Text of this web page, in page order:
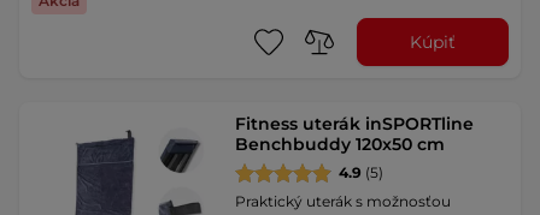
Kúpiť
Fitness uterák inSPORTline
Benchbuddy 120x50 cm
4.9 (5)
Praktický uterák s možnosťou